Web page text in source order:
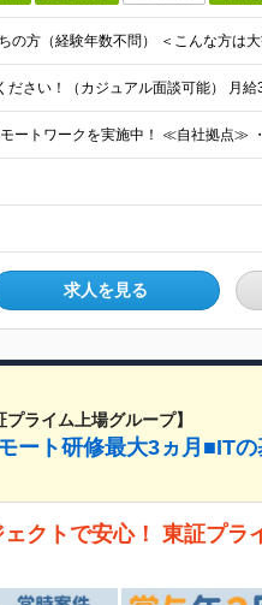
求人を見る
ライム上場グループ】
ート研修最大3ヵ月■IT
クトで安心！ 東証プラ